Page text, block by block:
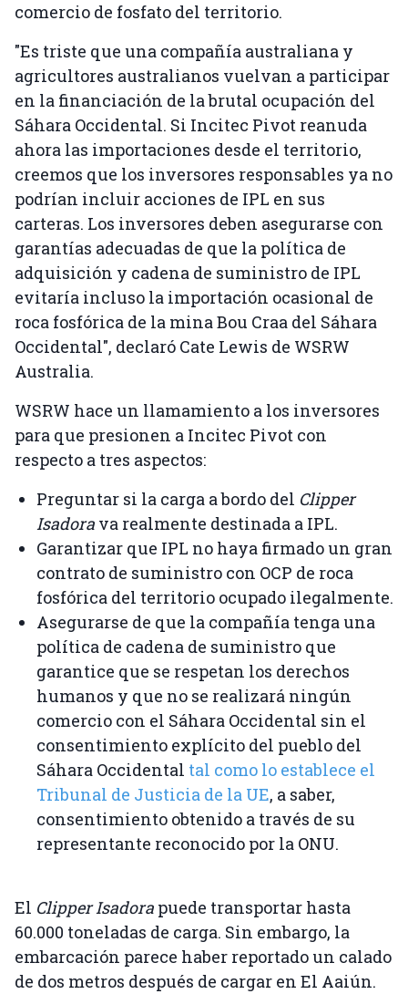
comercio de fosfato del territorio.
"Es triste que una compañía australiana y
agricultores australianos vuelvan a participar
en la financiación de la brutal ocupación del
Sáhara Occidental. Si Incitec Pivot reanuda
ahora las importaciones desde el territorio,
creemos que los inversores responsables ya no
podrían incluir acciones de IPL en sus
carteras. Los inversores deben asegurarse con
garantías adecuadas de que la política de
adquisición y cadena de suministro de IPL
evitaría incluso la importación ocasional de
roca fosfórica de la mina Bou Craa del Sáhara
Occidental", declaró Cate Lewis de WSRW
Australia.
WSRW hace un llamamiento a los inversores
para que presionen a Incitec Pivot con
respecto a tres aspectos:
Preguntar si la carga a bordo del Clipper
Isadora va realmente destinada a IPL.
Garantizar que IPL no haya firmado un gran
contrato de suministro con OCP de roca
fosfórica del territorio ocupado ilegalmente.
Asegurarse de que la compañía tenga una
política de cadena de suministro que
garantice que se respetan los derechos
humanos y que no se realizará ningún
comercio con el Sáhara Occidental sin el
consentimiento explícito del pueblo del
Sáhara Occidental tal como lo establece el
Tribunal de Justicia de la UE, a saber,
consentimiento obtenido a través de su
representante reconocido por la ONU.
El Clipper Isadora puede transportar hasta
60.000 toneladas de carga. Sin embargo, la
embarcación parece haber reportado un calado
de dos metros después de cargar en El Aaiún.